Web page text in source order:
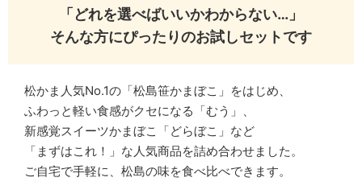
「どれを選べばいいかわからない…」
そんな方にぴったりのお試しセットです
松かま人気No.1の「松島笹かまぼこ」をはじめ、
ふわっと軽い食感がクセになる「むう」、
新感覚スイーツかまぼこ「どらぼこ」など
「まずはこれ！」な人気商品を詰め合わせました。
ご自宅で手軽に、松島の味を食べ比べできます。